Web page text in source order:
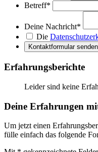
Betreff*
Deine Nachricht*
Die
Kontaktformular senden
Erfahrungsberichte
Leider sind keine
Deine Erfahrungen
Um jetzt einen
fülle einfach das folgende